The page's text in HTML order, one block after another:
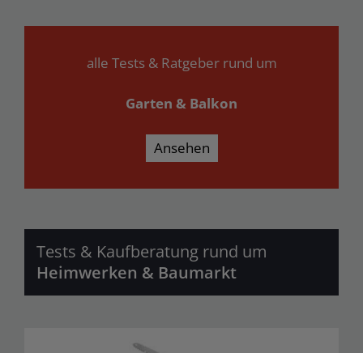
alle Tests & Ratgeber rund um
Garten & Balkon
Ansehen
Tests & Kaufberatung rund um
Heimwerken & Baumarkt